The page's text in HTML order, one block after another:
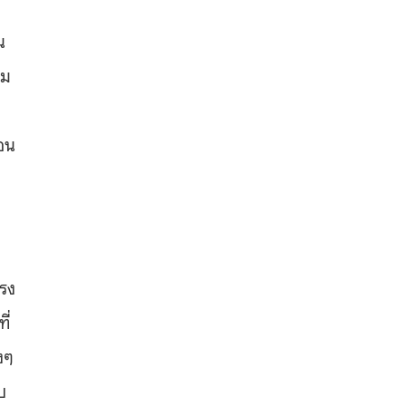
น
ง